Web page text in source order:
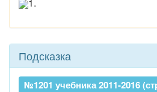
Подсказка
№1201 учебника 2011-2016